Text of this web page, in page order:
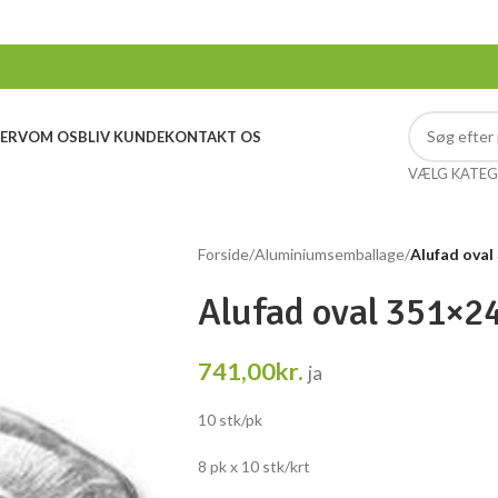
OM OSBLIV KUNDEKONTAKT OS
VÆLG
Forside/Aluminiumsemballage/Alufad oval
Alufad oval
741,00kr. ja
10 stk/pk
8 pk x 10 stk/krt